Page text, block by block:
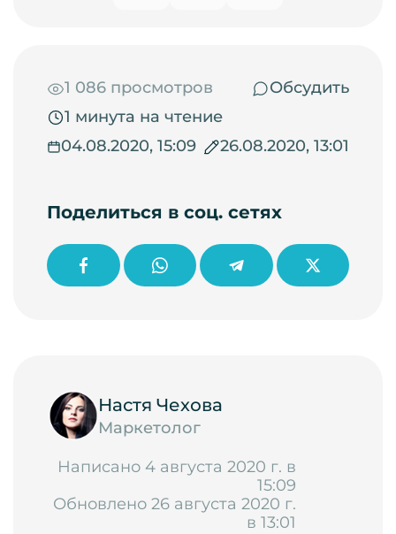
1 086 просмотров
Обсудить
1 минута на чтение
04.08.2020, 15:09
26.08.2020, 13:01
Поделиться в соц. сетях
Настя Чехова
Маркетолог
Написано 4 августа 2020 г. в
15:09
Обновлено 26 августа 2020 г.
в 13:01